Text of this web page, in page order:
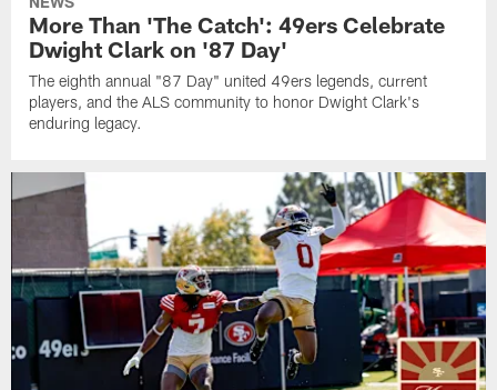
More Than 'The Catch': 49ers Celebrate
Dwight Clark on '87 Day'
The eighth annual "87 Day" united 49ers legends, current
players, and the ALS community to honor Dwight Clark's
enduring legacy.